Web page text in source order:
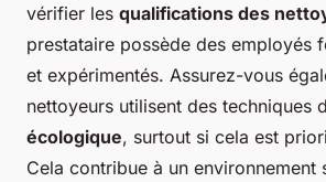
vérifier les qualifications des
prestataire possède des employés
et expérimentés. Assurez-vous
nettoyeurs utilisent des techniques
écologique, surtout si cela est
Cela contribue à un environnement